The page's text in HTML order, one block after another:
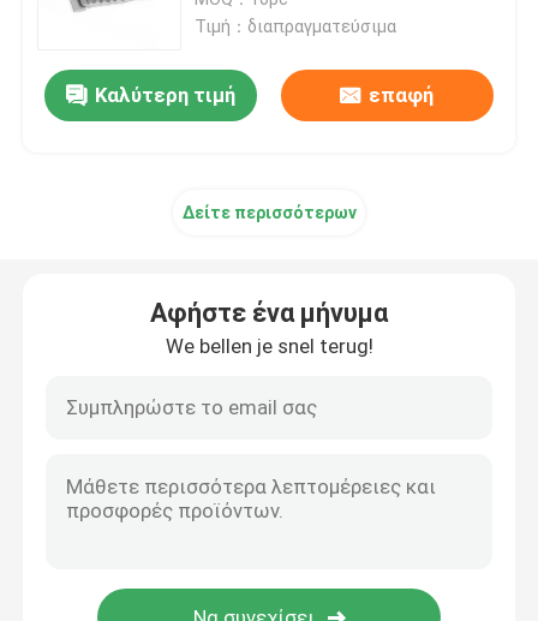
επίπεδο απόθεμα μετάλλων
Τιμή：διαπραγματεύσιμα
Καλύτερη τιμή επαφή
Δείτε περισσότερων
Αφήστε ένα μήνυμα
We bellen je snel terug!